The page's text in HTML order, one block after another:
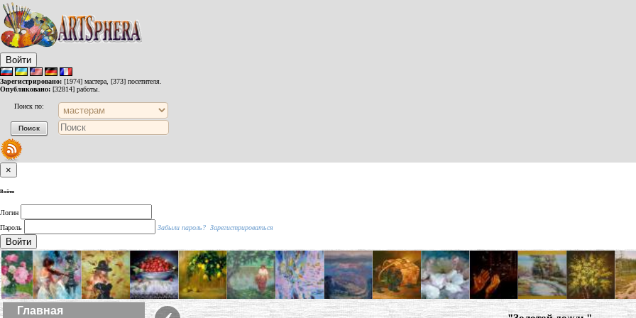
Войти
Зарегистрировано: [1974] мастера, [373] посетителя.
Опубликовано: [32814] работы.
Поиск по:
×
Войти
Логин
Пароль
Забыли пароль? Зарегистрироваться
Войти
Главная